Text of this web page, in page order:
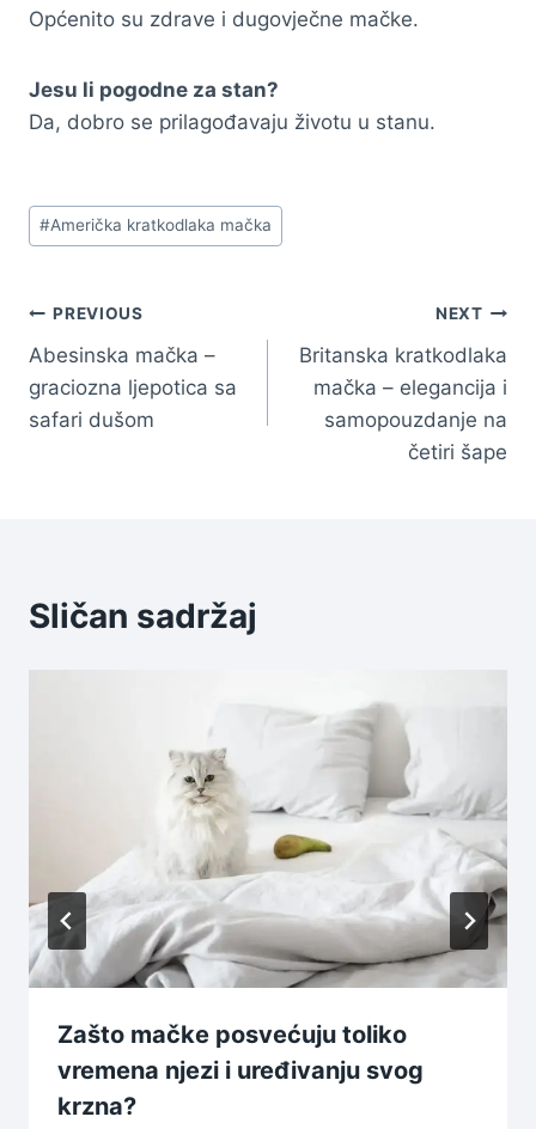
Općenito su zdrave i dugovječne mačke.
Jesu li pogodne za stan?
Da, dobro se prilagođavaju životu u stanu.
Post
Tags:
#Američka kratkodlaka mačka
Navigacija
članaka
PREVIOUS
Abesinska mačka –
graciozna ljepotica sa
safari dušom
NEXT
Britanska kratkodlaka
mačka – elegancija i
samopouzdanje na
četiri šape
Sličan sadržaj
Zašto mačke posvećuju toliko
vremena njezi i uređivanju svog
krzna?